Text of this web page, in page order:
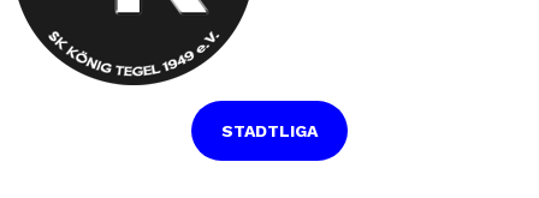
STADTLIGA